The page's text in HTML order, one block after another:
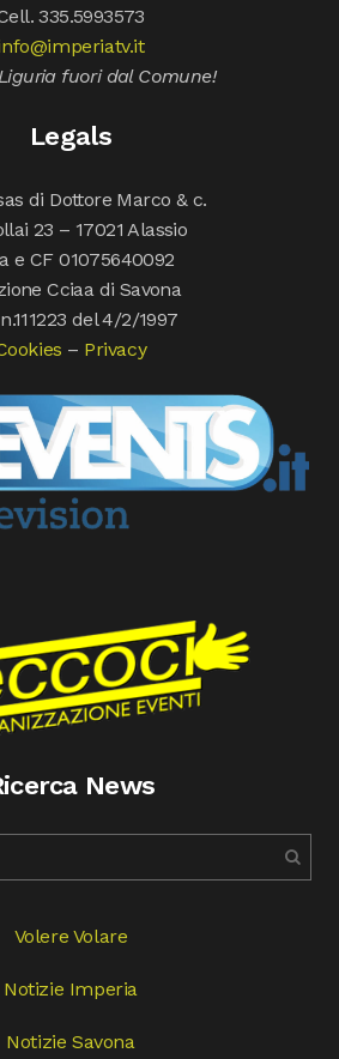
335.5993573
fuori dal Comune!
Legals
di Dottore Marco & c.
23 – 17021 Alassio
e CF 01075640092
Cciaa di Savona
del 4/2/1997
– Privacy
News
Volere Volare
Notizie Imperia
Notizie Savona